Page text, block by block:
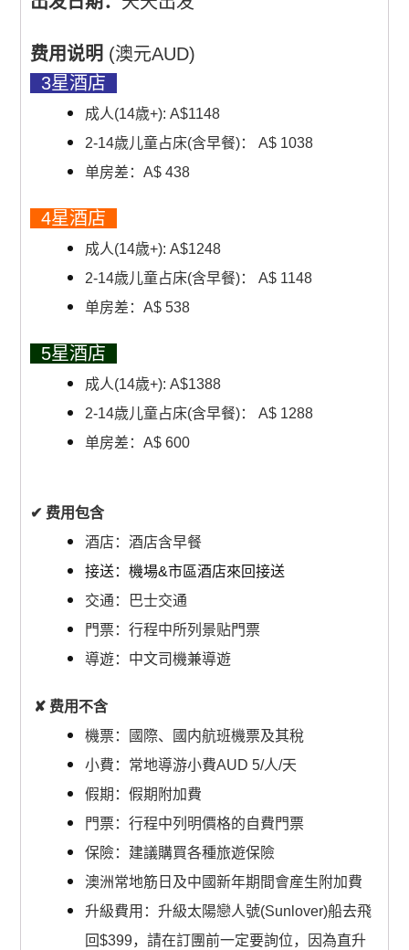
费用说明 (澳元AUD)
3星酒店
成人(14歳+): A$1148
2-14歳儿童占床(含早餐)： A$ 1038
单房差：A$ 438
4星酒店
成人(14歳+): A$1248
2-14歳儿童占床(含早餐)： A$ 1148
单房差：A$ 538
5星酒店
成人(14歳+): A$1388
2-14歳儿童占床(含早餐)： A$ 1288
单房差：A$ 600
✔ 费用包含
酒店：酒店含早餐
接送：機場&市區酒店來回接送
交通：巴士交通
門票：行程中所列景贴門票
導遊：中文司機兼導遊
✘ 费用不含
機票：國際、國内航班機票及其稅
小費：常地導游小費AUD 5/人/天
假期：假期附加費
門票：行程中列明價格的自費門票
保險：建議購買各種旅遊保險
澳洲常地筋日及中國新年期間會産生附加費
升級費用：升級太陽戀人號(Sunlover)船去飛
回$399，請在訂團前一定要詢位，因為直升